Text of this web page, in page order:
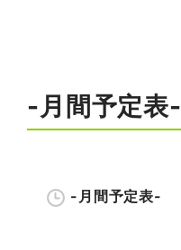
-月間予定表-
-月間予定表-